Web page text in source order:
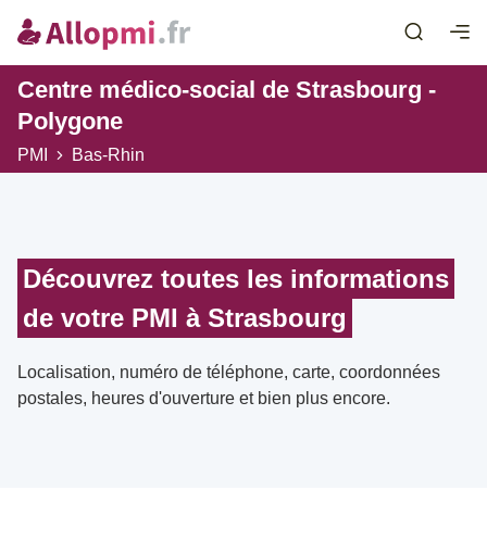
Centre médico-social de Strasbourg -
Polygone
PMI Bas-Rhin
Découvrez toutes les informations
de votre PMI à Strasbourg
Localisation, numéro de téléphone, carte, coordonnées
postales, heures d'ouverture et bien plus encore.